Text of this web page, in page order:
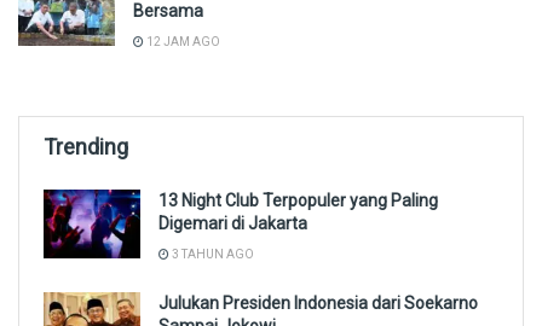
Bersama
12 JAM AGO
Trending
13 Night Club Terpopuler yang Paling
Digemari di Jakarta
3 TAHUN AGO
Julukan Presiden Indonesia dari Soekarno